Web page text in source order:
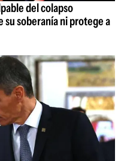
del colapso
soberanía ni protege a